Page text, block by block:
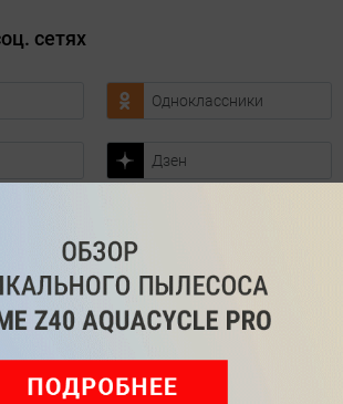
сетях
Одноклассники
Дзен
Написать